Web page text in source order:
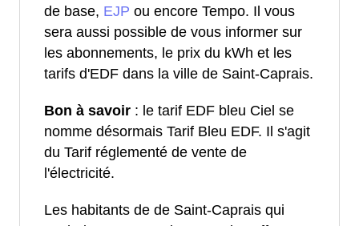
de base, EJP ou encore Tempo. Il vous
sera aussi possible de vous informer sur
les abonnements, le prix du kWh et les
tarifs d'EDF dans la ville de Saint-Caprais.
Bon à savoir : le tarif EDF bleu Ciel se
nomme désormais Tarif Bleu EDF. Il s'agit
du Tarif réglementé de vente de
l'électricité.
Les habitants de de Saint-Caprais qui